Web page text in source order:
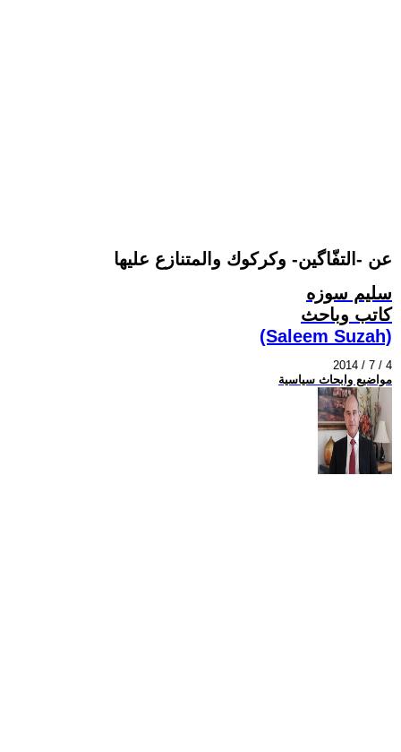
عن -التفّاگين- وكركوك والمتنازع عليها
سليم سوزه
كاتب وباحث
(Saleem Suzah)
2014 / 7 / 4
مواضيع وابحاث سياسية